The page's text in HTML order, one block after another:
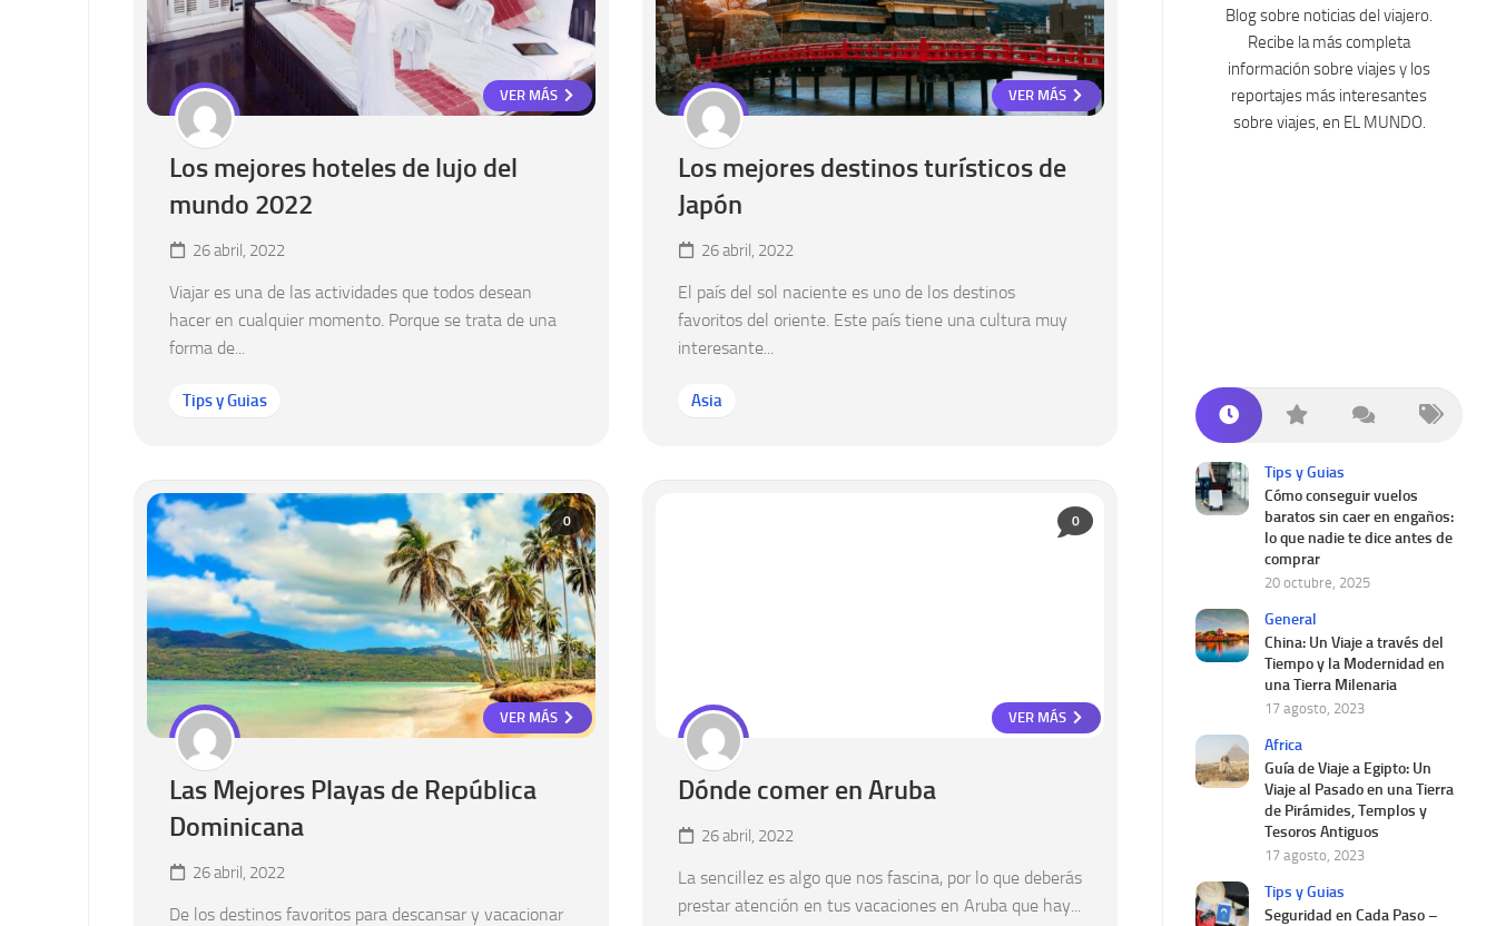
VER MÁS
Los mejores hoteles de lujo del
mundo 2022
26 abril, 2022
Viajar es una de las actividades que todos desean
hacer en cualquier momento. Porque se trata de una
forma de...
Tips y Guias
VER MÁS
Los mejores destinos turísticos de
Japón
26 abril, 2022
El país del sol naciente es uno de los destinos
favoritos del oriente. Este país tiene una cultura muy
interesante...
Asia
0
VER MÁS
Las Mejores Playas de República
Dominicana
26 abril, 2022
De los destinos favoritos para descansar y vacacionar
0
VER MÁS
Dónde comer en Aruba
26 abril, 2022
La sencillez es algo que nos fascina, por lo que deberás
prestar atención en tus vacaciones en Aruba que hay...
Blog sobre noticias del viajero.
Recibe la más completa
información sobre viajes y los
reportajes más interesantes
sobre viajes, en EL MUNDO.
Tips y Guias
Cómo conseguir vuelos
baratos sin caer en engaños:
lo que nadie te dice antes de
comprar
20 octubre, 2025
General
China: Un Viaje a través del
Tiempo y la Modernidad en
una Tierra Milenaria
17 agosto, 2023
Africa
Guía de Viaje a Egipto: Un
Viaje al Pasado en una Tierra
de Pirámides, Templos y
Tesoros Antiguos
17 agosto, 2023
Tips y Guias
Seguridad en Cada Paso –